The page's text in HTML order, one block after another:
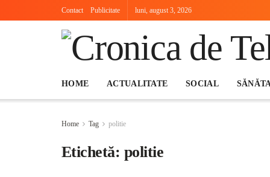
Contact Publicitate luni, august 3, 2026
HOME ACTUALITATE SOCIAL
Home Tag politie
Etichetă: politie